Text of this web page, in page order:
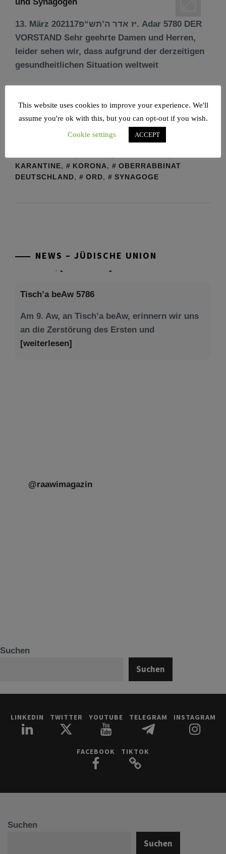
13. März 2021יז אדר ה’תש“פ17. Adar 5780 DER
VORSTAND Sehr geehrte Damen und Herren,
leider sehen wir, dass aufgrund der derzeitigen
gesundheitlichen Situation weltweit
NEWS TAGGED IN @RAAWINEWS
CORONAVIRUS,
KARANTINE, KORONA,
OBERRABBINAT
DEUTSCHLAND, ORD, SYNAGOGE
NEWS – JÜDISCHE UNION
an die Zerstörung des Ersten und
[weiterlesen]
@raawimagazin
Suchen
Suchen
LINKEDIN TWITTER YOUTUBE TELEGRAM INSTAGRAM
FACEBOOK TIKTOK
Suchen
Suchen
This website uses cookies to improve your experience. We'll
assume you're ok with this, but you can opt-out if you wish.
Cookie settings
ACCEPT